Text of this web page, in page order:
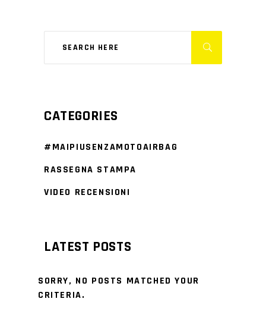
CATEGORIES
#MAIPIUSENZAMOTOAIRBAG
RASSEGNA STAMPA
VIDEO RECENSIONI
LATEST POSTS
SORRY, NO POSTS MATCHED YOUR
CRITERIA.